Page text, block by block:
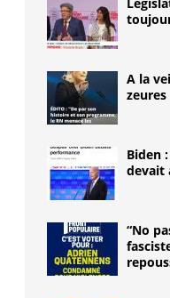
A la
zeures
Biden
devait
“No